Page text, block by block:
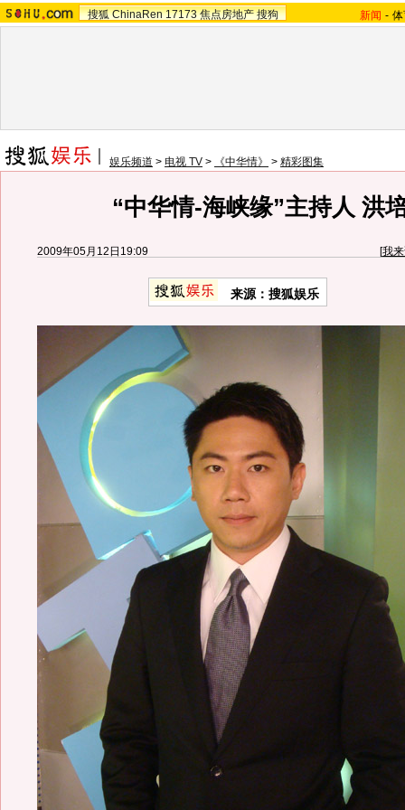
搜狐 ChinaRen 17173 焦点房地产 搜狗 新闻 -
娱乐频道 > 电视 TV > 《中华情》 > 精彩图集
“中华情-海峡缘”主持人 洪
2009年05月12日19:09 [我
来源： 搜狐娱乐